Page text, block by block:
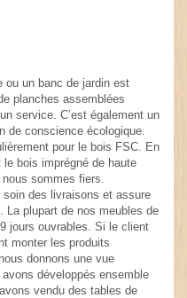
ou un banc de jardin est
planches assemblées
service. C’est également un
de conscience écologique.
pour le bois FSC. En
bois imprégné de haute
sommes fiers.
soin des livraisons et assure
La plupart de nos meubles de
jours ouvrables. Si le client
monter les produits
donnons une vue
développés ensemble
vendu des tables de